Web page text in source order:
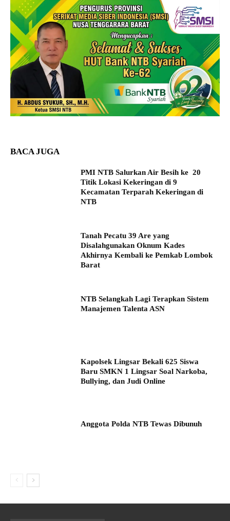
BACA JUGA
PMI NTB Salurkan Air Besih ke 20
Titik Lokasi Kekeringan di 9
Kecamatan Terparah Kekeringan di
NTB
Tanah Pecatu 39 Are yang
Disalahgunakan Oknum Kades
Akhirnya Kembali ke Pemkab Lombok
Barat
NTB Selangkah Lagi Terapkan Sistem
Manajemen Talenta ASN
Kapolsek Lingsar Bekali 625 Siswa
Baru SMKN 1 Lingsar Soal Narkoba,
Bullying, dan Judi Online
Anggota Polda NTB Tewas Dibunuh